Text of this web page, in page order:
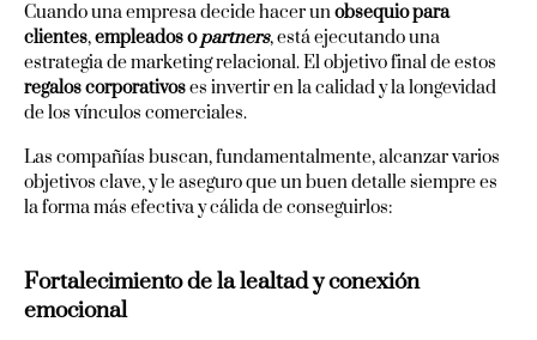
Cuando una empresa decide hacer unobsequio para
clientes,empleados opartners, está ejecutando una
estrategia de marketing relacional. El objetivo final de estos
regalos corporativoses invertir en la calidad y la longevidad
de los vínculos comerciales.
Las compañías buscan, fundamentalmente, alcanzar varios
objetivos clave, y le aseguro que un buen detalle siempre es
la forma más efectiva y cálida de conseguirlos:
Fortalecimiento de la lealtad y conexión
emocional